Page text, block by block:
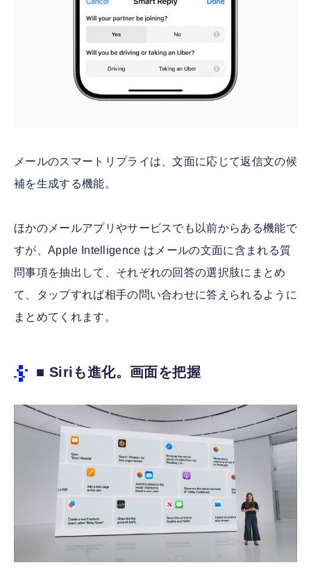
メールのスマートリプライは、文面に応じて返信文の候
補を生成する機能。
ほかのメールアプリやサービスでも以前からある機能で
すが、Apple Intelligence はメールの文面に含まれる質
問事項を抽出して、それぞれの回答の選択肢にまとめ
て、タップすれば相手の問い合わせに答えられるように
まとめてくれます。
■ Siriも進化。画面を把握